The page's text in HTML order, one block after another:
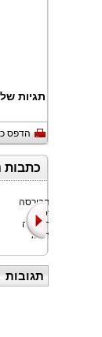
תגיות
הדפס
כתבות
Bitget, הבורסה
האוניברסלית
(UEX) הגדולה
בעולם, חתמ